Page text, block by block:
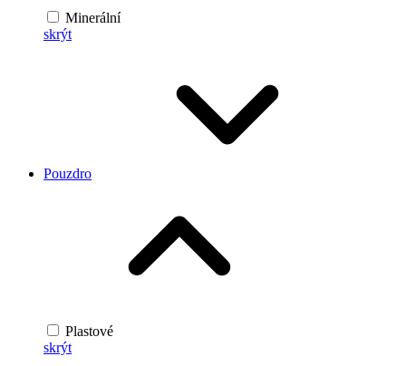
Minerální
skrýt
Pouzdro
Plastové
skrýt